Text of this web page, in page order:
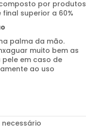
por produtos
superior a 60%
palma da mão.
muito bem as
em caso de
ao uso